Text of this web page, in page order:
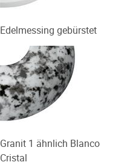
Edelmessing gebürstet
Granit 1 ähnlich Blanco
Cristal